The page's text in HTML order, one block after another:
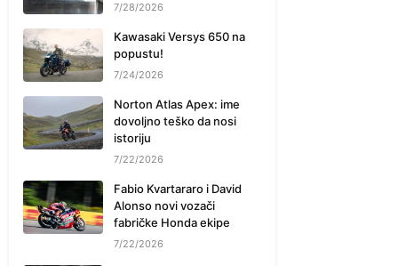
7/28/2026
Kawasaki Versys 650 na
popustu!
7/24/2026
Norton Atlas Apex: ime
dovoljno teško da nosi
istoriju
7/22/2026
Fabio Kvartararo i David
Alonso novi vozači
fabričke Honda ekipe
7/22/2026